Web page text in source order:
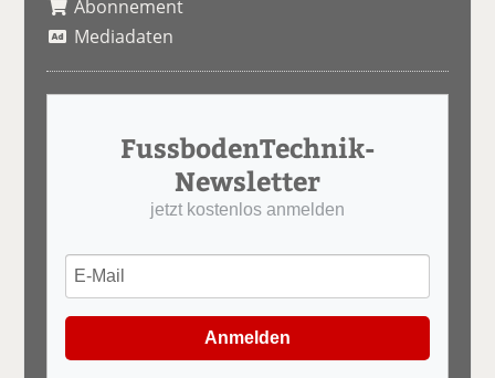
Abonnement
Mediadaten
FussbodenTechnik-
Newsletter
jetzt kostenlos anmelden
Anmelden